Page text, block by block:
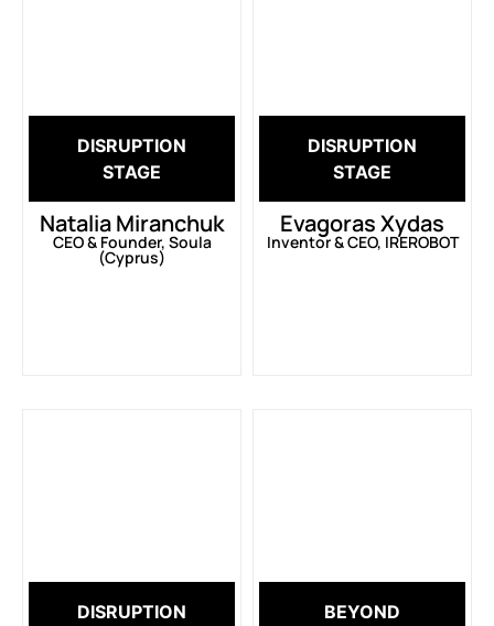
DISRUPTION
STAGE
Natalia Miranchuk
CEO & Founder, Soula
(Cyprus)
DISRUPTION
STAGE
Evagoras Xydas
Inventor & CEO, IREROBOT
DISRUPTION
BEYOND